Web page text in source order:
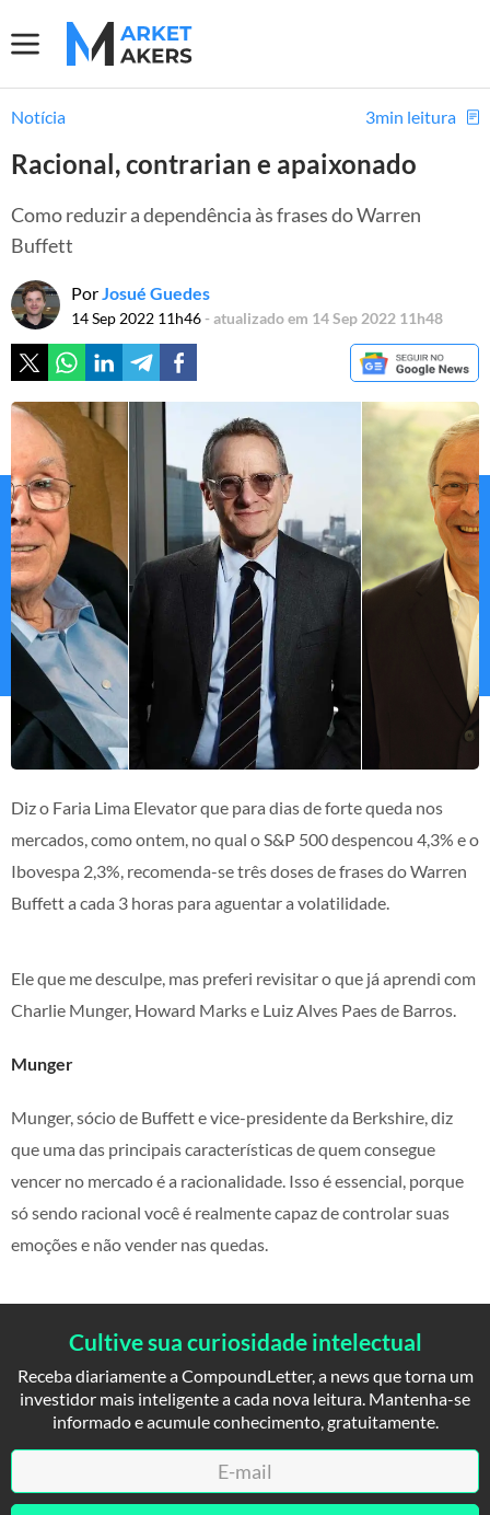
Notícia 3min leitura
Racional, contrarian e apaixonado
Como reduzir a dependência às frases do Warren
Buffett
PorJosué Guedes
14 Sep 2022 11h46- atualizado em 14 Sep 2022 11h48
Diz o Faria Lima Elevator que para dias de forte queda nos
mercados, como ontem, no qual o S&P 500 despencou 4,3% e o
Ibovespa 2,3%, recomenda-se três doses de frases do Warren
Buffett a cada 3 horas para aguentar a volatilidade.
Ele que me desculpe, mas preferi revisitar o que já aprendi com
Charlie Munger, Howard Marks e Luiz Alves Paes de Barros.
Munger
Munger, sócio de Buffett e vice-presidente da Berkshire, diz
que uma das principais características de quem consegue
vencer no mercado é a racionalidade. Isso é essencial, porque
só sendo racional você é realmente capaz de controlar suas
emoções e não vender nas quedas.
Cultive sua curiosidade intelectual
Receba diariamente a CompoundLetter, a news que torna um
investidor mais inteligente a cada nova leitura. Mantenha-se
informado e acumule conhecimento, gratuitamente.